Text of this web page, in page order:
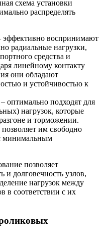
схема установки
распределять
эффективно воспринимают
радиальные нагрузки,
средства и
линейному контакту
они обладают
и устойчивостью к
– оптимально подходят для
нагрузок, которые
и торможении.
им свободно
минимальным
позволяет
и долговечность узлов,
нагрузок между
в соответствии с их